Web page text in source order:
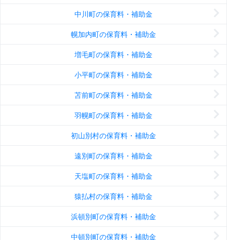
中川町の保育料・補助金
幌加内町の保育料・補助金
増毛町の保育料・補助金
小平町の保育料・補助金
苫前町の保育料・補助金
羽幌町の保育料・補助金
初山別村の保育料・補助金
遠別町の保育料・補助金
天塩町の保育料・補助金
猿払村の保育料・補助金
浜頓別町の保育料・補助金
中頓別町の保育料・補助金